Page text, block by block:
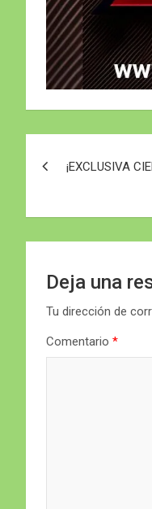
entradas
¡EXCLUSIVA
Deja una
Tu dirección de
Comentario *